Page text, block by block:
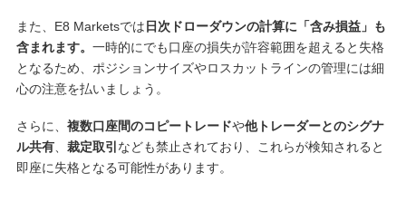
また、E8 Marketsでは日次ドローダウンの計算に「含み損益」も
含まれます。 一時的にでも口座の損失が許容範囲を超えると失格
となるため、ポジションサイズやロスカットラインの管理には細
心の注意を払いましょう。
さらに、 複数口座間のコピートレードや他トレーダーとのシグナ
ル共有、 裁定取引 なども禁止されており、これらが検知されると
即座に失格となる可能性があります。